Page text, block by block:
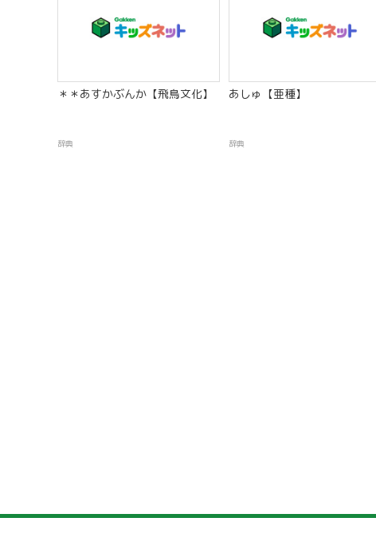
＊＊あすかぶんか【飛鳥文化】
辞典
あしゅ【亜種】
辞典